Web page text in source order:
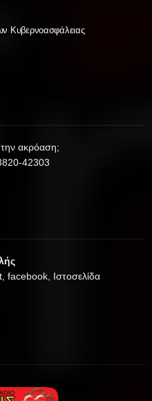
Κυβερνοασφάλειας
ακρόαση;
42303
facebook, Ιστοσελίδα